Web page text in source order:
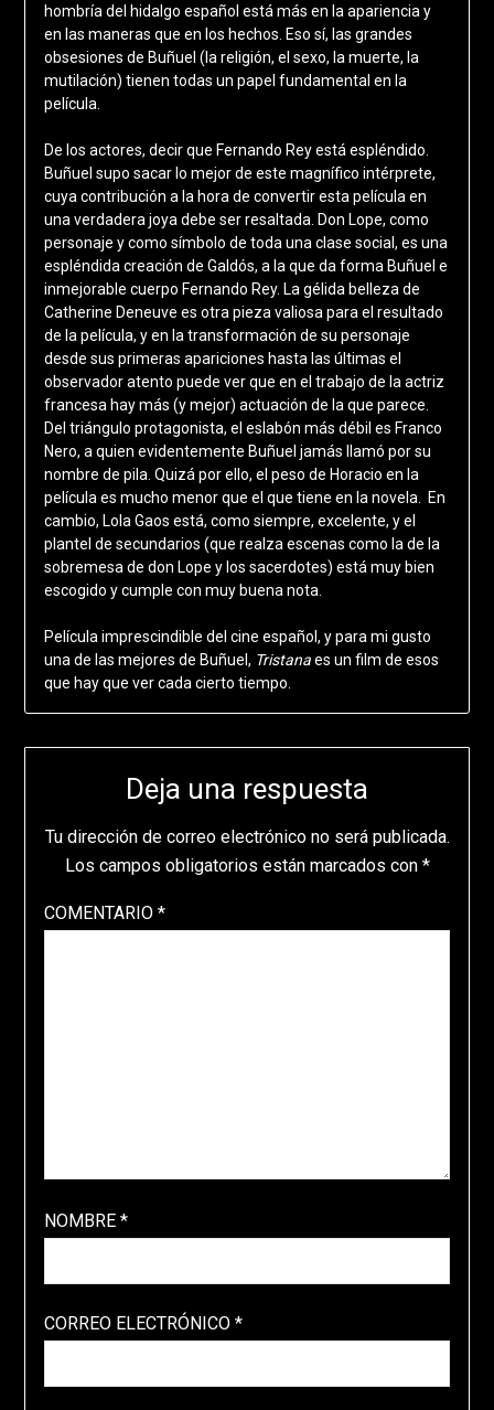
hombría del hidalgo español está más en la apariencia y
en las maneras que en los hechos. Eso sí, las grandes
obsesiones de Buñuel (la religión, el sexo, la muerte, la
mutilación) tienen todas un papel fundamental en la
película.
De los actores, decir que Fernando Rey está espléndido.
Buñuel supo sacar lo mejor de este magnífico intérprete,
cuya contribución a la hora de convertir esta película en
una verdadera joya debe ser resaltada. Don Lope, como
personaje y como símbolo de toda una clase social, es una
espléndida creación de Galdós, a la que da forma Buñuel e
inmejorable cuerpo Fernando Rey. La gélida belleza de
Catherine Deneuve es otra pieza valiosa para el resultado
de la película, y en la transformación de su personaje
desde sus primeras apariciones hasta las últimas el
observador atento puede ver que en el trabajo de la actriz
francesa hay más (y mejor) actuación de la que parece.
Del triángulo protagonista, el eslabón más débil es Franco
Nero, a quien evidentemente Buñuel jamás llamó por su
nombre de pila. Quizá por ello, el peso de Horacio en la
película es mucho menor que el que tiene en la novela. En
cambio, Lola Gaos está, como siempre, excelente, y el
plantel de secundarios (que realza escenas como la de la
sobremesa de don Lope y los sacerdotes) está muy bien
escogido y cumple con muy buena nota.
Película imprescindible del cine español, y para mi gusto
una de las mejores de Buñuel, Tristanaes un film de esos
que hay que ver cada cierto tiempo.
Deja una respuesta
Tu dirección de correo electrónico no será publicada.
Los campos obligatorios están marcados con *
COMENTARIO *
NOMBRE *
CORREO ELECTRÓNICO *